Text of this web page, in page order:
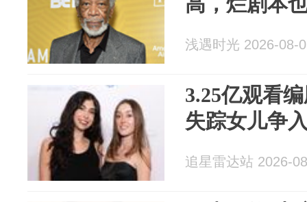
浅遇时光 2026-08-
3.25亿观看
失踪女儿争
追星雷达站 2026-